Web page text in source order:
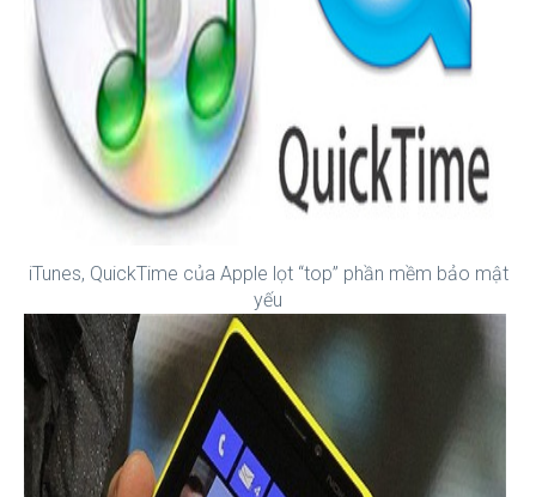
iTunes, QuickTime của Apple lọt “top” phần mềm bảo mật
yếu